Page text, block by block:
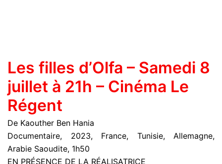
Les filles d’Olfa – Samedi 8
juillet à 21h – Cinéma Le
Régent
De Kaouther Ben Hania
Documentaire, 2023, France, Tunisie, Allemagne,
Arabie Saoudite, 1h50
EN PRÉSENCE DE LA RÉALISATRICE